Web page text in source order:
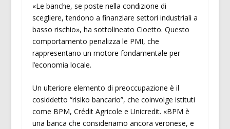
«Le banche, se poste nella condizione di
scegliere, tendono a finanziare settori industriali a
basso rischio», ha sottolineato Cioetto. Questo
comportamento penalizza le PMI, che
rappresentano un motore fondamentale per
l’economia locale.
Un ulteriore elemento di preoccupazione è il
cosiddetto “risiko bancario”, che coinvolge istituti
come BPM, Crédit Agricole e Unicredit. «BPM è
una banca che consideriamo ancora veronese, e